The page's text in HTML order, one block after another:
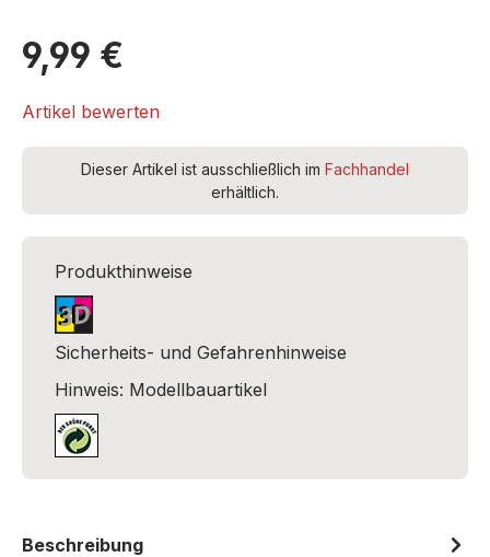
9,99 €
Artikel bewerten
Dieser Artikel ist ausschließlich im Fachhandel
erhältlich.
Produkthinweise
Sicherheits- und Gefahrenhinweise
Hinweis: Modellbauartikel
Beschreibung